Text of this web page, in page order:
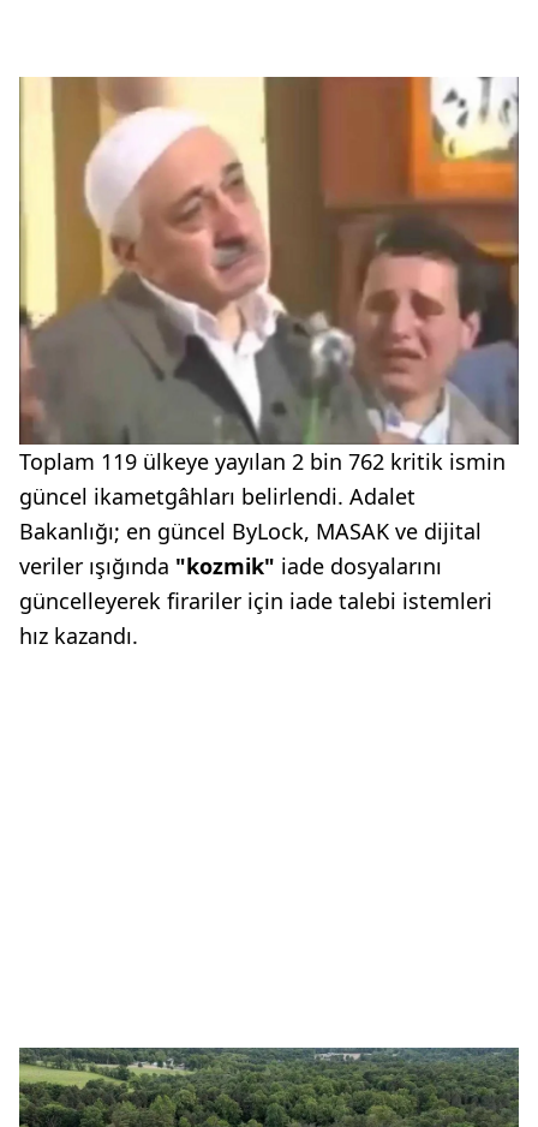
Toplam 119 ülkeye yayılan 2 bin 762 kritik ismin
güncel ikametgâhları belirlendi. Adalet
Bakanlığı; en güncel ByLock, MASAK ve dijital
veriler ışığında "kozmik" iade dosyalarını
güncelleyerek firariler için iade talebi istemleri
hız kazandı.